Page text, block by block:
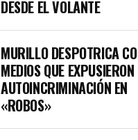
DESDE EL VOLANTE
MURILLO DESPOTRICA
MEDIOS QUE
AUTOINCRIMINACIÓN EN
«ROBOS»